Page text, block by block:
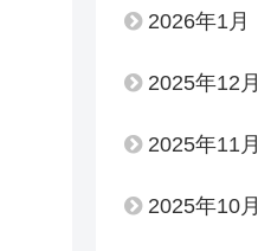
2026年1月
2025年12月
2025年11月
2025年10月